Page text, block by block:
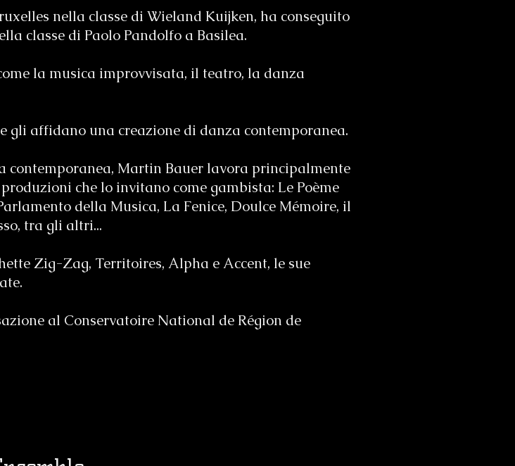
nella classe di Wieland Kuijken, ha conseguito
classe di Paolo Pandolfo a Basilea.
la musica improvvisata, il teatro, la danza
gli affidano una creazione di danza contemporanea.
contemporanea, Martin Bauer lavora principalmente
che lo invitano come gambista: Le Poème
della Musica, La Fenice, Doulce Mémoire, il
tra gli altri...
Zig-Zag, Territoires, Alpha e Accent, le sue
al Conservatoire National de Région de